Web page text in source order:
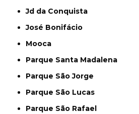
Jd da Conquista
José Bonifácio
Mooca
Parque Santa Madalena
Parque São Jorge
Parque São Lucas
Parque São Rafael